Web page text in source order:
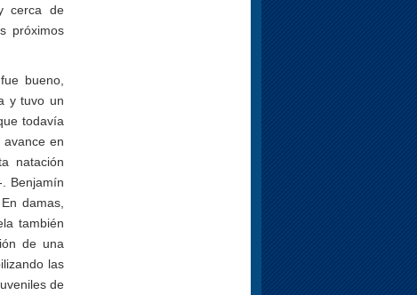
cerca de
próximos
bueno,
y tuvo un
todavía
en
natación
Benjamín
damas,
también
de una
las
de